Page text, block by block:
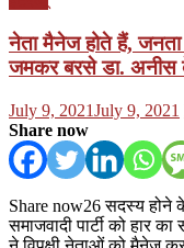
नेता मैनेज होते हैं, जनता
जमकर बरसे डा. अनीस
Posted
on
July 9, 2021July 9, 2021
Share now
Share now26 सदस्य होने
समाजवादी पार्टी को हार